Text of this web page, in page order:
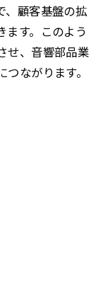
、顧客基盤の拡
ます。このよう
せ、音響部品業
ながります。